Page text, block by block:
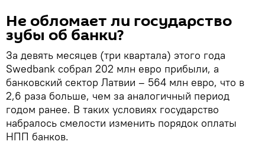
Не обломает ли государство
зубы об банки?
За девять месяцев (три квартала) этого года
Swedbank собрал 202 млн евро прибыли, а
банковский сектор Латвии – 564 млн евро, что в
2,6 раза больше, чем за аналогичный период
годом ранее. В таких условиях государство
набралось смелости изменить порядок оплаты
НПП банков.